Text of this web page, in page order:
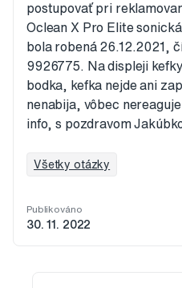
postupovať pri
Oclean X Pro Elite
bola robená 26.12.2021,
9926775. Na displeji
bodka, kefka nejde ani
nenabija, vôbec
info, s pozdravom
Všetky otázky
Publikováno
30. 11. 2022